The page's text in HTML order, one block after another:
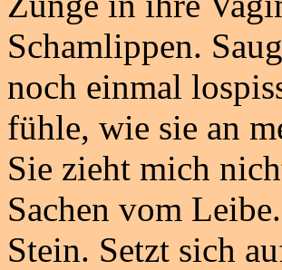
Schamlippen.
noch einmal
fühle, wie sie an
Sie zieht mich
Sachen vom
Stein. Setzt sich